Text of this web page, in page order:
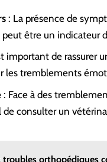
: La présence de
être un indicateur
important de rassurer
les tremblements
: Face à des
consulter un
troubles orthopédiques